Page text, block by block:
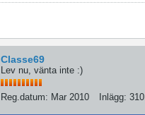
Classe69
Lev nu, vänta inte :)
Reg.datum: Mar 2010 Inlägg: